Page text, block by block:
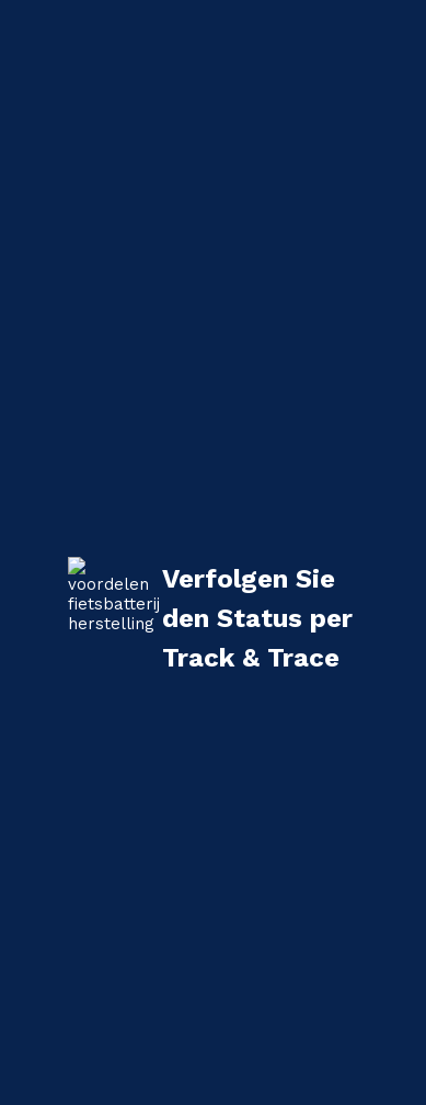
Verfolgen Sie
den Status per
Track & Trace